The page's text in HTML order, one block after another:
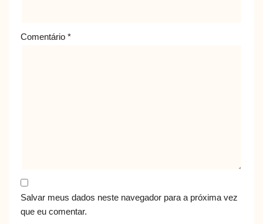
Comentário *
Salvar meus dados neste navegador para a próxima vez
que eu comentar.